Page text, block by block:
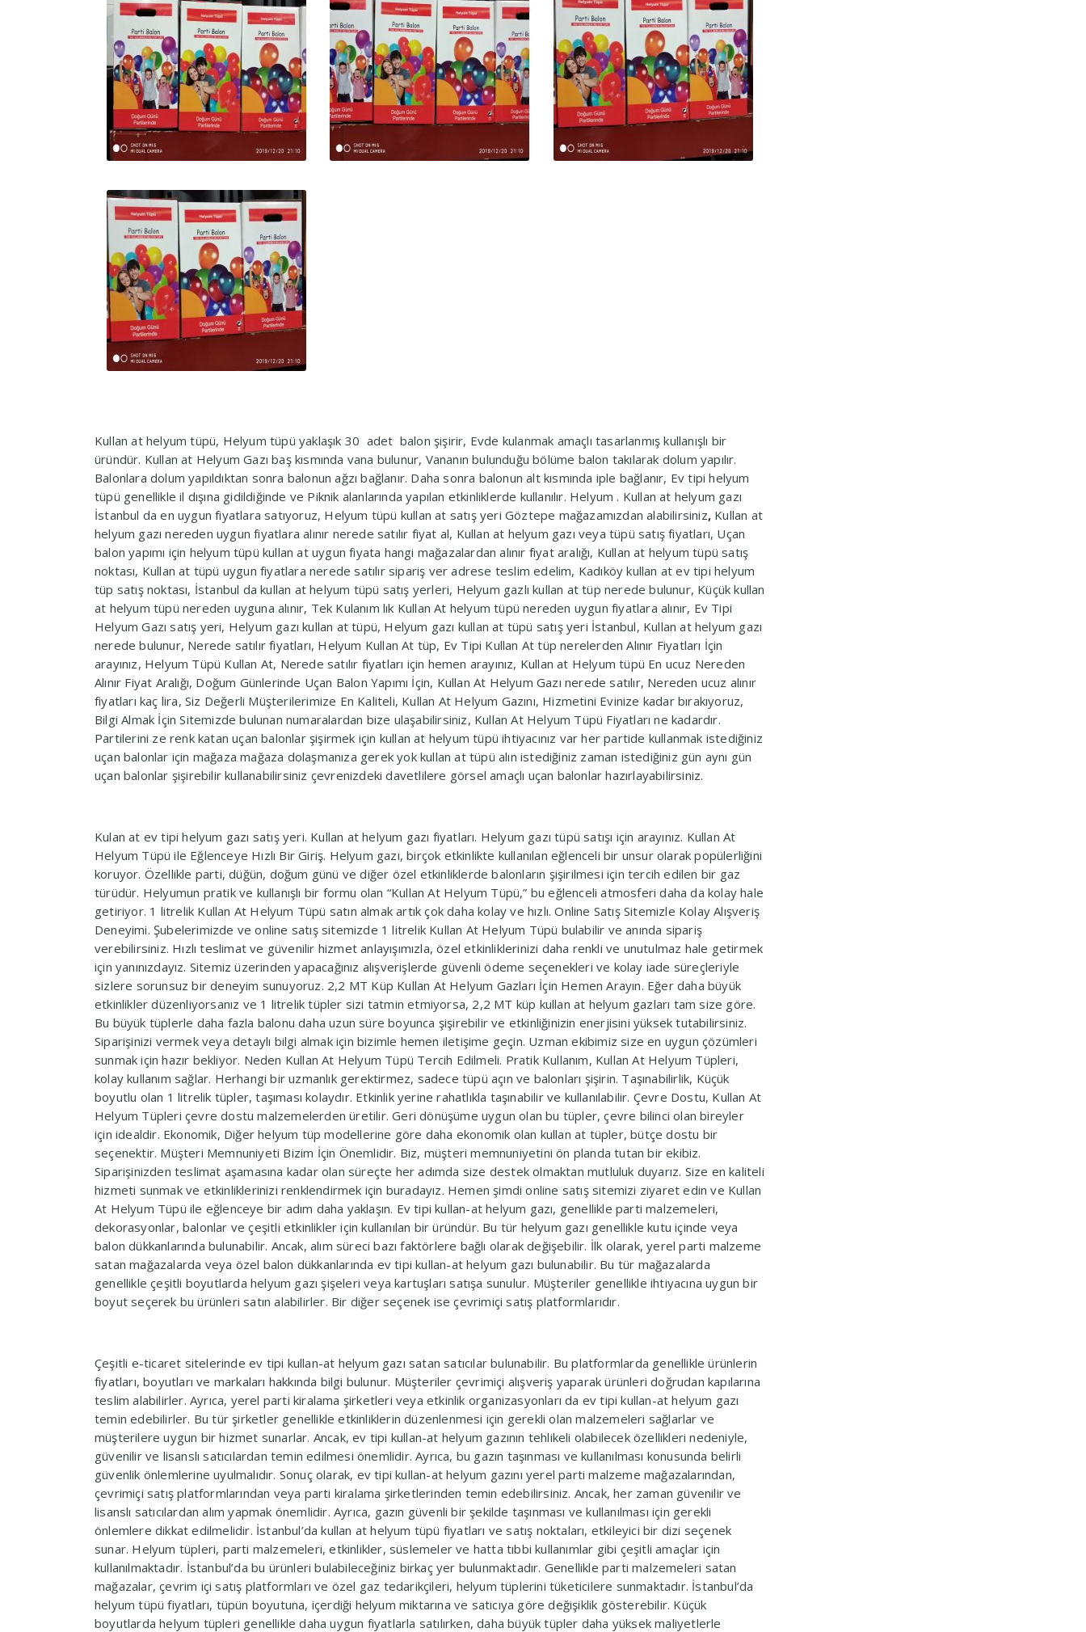
Kullan at helyum tüpü, Helyum tüpü yaklaşık 30 adet balon şişirir, Evde kulanmak amaçlı tasarlanmış kullanışlı bir
üründür. Kullan at Helyum Gazı baş kısmında vana bulunur, Vananın bulunduğu bölüme balon takılarak dolum yapılır.
Balonlara dolum yapıldıktan sonra balonun ağzı bağlanır. Daha sonra balonun alt kısmında iple bağlanır, Ev tipi helyum
tüpü genellikle il dışına gidildiğinde ve Piknik alanlarında yapılan etkinliklerde kullanılır. Helyum . Kullan at helyum gazı
İstanbul da en uygun fiyatlara satıyoruz, Helyum tüpü kullan at satış yeri Göztepe mağazamızdan alabilirsiniz, Kullan at
helyum gazı nereden uygun fiyatlara alınır nerede satılır fiyat al, Kullan at helyum gazı veya tüpü satış fiyatları, Uçan
balon yapımı için helyum tüpü kullan at uygun fiyata hangi mağazalardan alınır fiyat aralığı, Kullan at helyum tüpü satış
noktası, Kullan at tüpü uygun fiyatlara nerede satılır sipariş ver adrese teslim edelim, Kadıköy kullan at ev tipi helyum
tüp satış noktası, İstanbul da kullan at helyum tüpü satış yerleri, Helyum gazlı kullan at tüp nerede bulunur, Küçük kullan
at helyum tüpü nereden uyguna alınır, Tek Kulanım lık Kullan At helyum tüpü nereden uygun fiyatlara alınır, Ev Tipi
Helyum Gazı satış yeri, Helyum gazı kullan at tüpü, Helyum gazı kullan at tüpü satış yeri İstanbul, Kullan at helyum gazı
nerede bulunur, Nerede satılır fiyatları, Helyum Kullan At tüp, Ev Tipi Kullan At tüp nerelerden Alınır Fiyatları İçin
arayınız, Helyum Tüpü Kullan At, Nerede satılır fiyatları için hemen arayınız, Kullan at Helyum tüpü En ucuz Nereden
Alınır Fiyat Aralığı, Doğum Günlerinde Uçan Balon Yapımı İçin, Kullan At Helyum Gazı nerede satılır, Nereden ucuz alınır
fiyatları kaç lira, Siz Değerli Müşterilerimize En Kaliteli, Kullan At Helyum Gazını, Hizmetini Evinize kadar bırakıyoruz,
Bilgi Almak İçin Sitemizde bulunan numaralardan bize ulaşabilirsiniz, Kullan At Helyum Tüpü Fiyatları ne kadardır.
Partilerini ze renk katan uçan balonlar şişirmek için kullan at helyum tüpü ihtiyacınız var her partide kullanmak istediğiniz
uçan balonlar için mağaza mağaza dolaşmanıza gerek yok kullan at tüpü alın istediğiniz zaman istediğiniz gün aynı gün
uçan balonlar şişirebilir kullanabilirsiniz çevrenizdeki davetlilere görsel amaçlı uçan balonlar hazırlayabilirsiniz.
Kulan at ev tipi helyum gazı satış yeri. Kullan at helyum gazı fiyatları. Helyum gazı tüpü satışı için arayınız. Kullan At
Helyum Tüpü ile Eğlenceye Hızlı Bir Giriş. Helyum gazı, birçok etkinlikte kullanılan eğlenceli bir unsur olarak popülerliğini
koruyor. Özellikle parti, düğün, doğum günü ve diğer özel etkinliklerde balonların şişirilmesi için tercih edilen bir gaz
türüdür. Helyumun pratik ve kullanışlı bir formu olan “Kullan At Helyum Tüpü,” bu eğlenceli atmosferi daha da kolay hale
getiriyor. 1 litrelik Kullan At Helyum Tüpü satın almak artık çok daha kolay ve hızlı. Online Satış Sitemizle Kolay Alışveriş
Deneyimi. Şubelerimizde ve online satış sitemizde 1 litrelik Kullan At Helyum Tüpü bulabilir ve anında sipariş
verebilirsiniz. Hızlı teslimat ve güvenilir hizmet anlayışımızla, özel etkinliklerinizi daha renkli ve unutulmaz hale getirmek
için yanınızdayız. Sitemiz üzerinden yapacağınız alışverişlerde güvenli ödeme seçenekleri ve kolay iade süreçleriyle
sizlere sorunsuz bir deneyim sunuyoruz. 2,2 MT Küp Kullan At Helyum Gazları İçin Hemen Arayın. Eğer daha büyük
etkinlikler düzenliyorsanız ve 1 litrelik tüpler sizi tatmin etmiyorsa, 2,2 MT küp kullan at helyum gazları tam size göre.
Bu büyük tüplerle daha fazla balonu daha uzun süre boyunca şişirebilir ve etkinliğinizin enerjisini yüksek tutabilirsiniz.
Siparişinizi vermek veya detaylı bilgi almak için bizimle hemen iletişime geçin. Uzman ekibimiz size en uygun çözümleri
sunmak için hazır bekliyor. Neden Kullan At Helyum Tüpü Tercih Edilmeli. Pratik Kullanım, Kullan At Helyum Tüpleri,
kolay kullanım sağlar. Herhangi bir uzmanlık gerektirmez, sadece tüpü açın ve balonları şişirin. Taşınabilirlik, Küçük
boyutlu olan 1 litrelik tüpler, taşıması kolaydır. Etkinlik yerine rahatlıkla taşınabilir ve kullanılabilir. Çevre Dostu, Kullan At
Helyum Tüpleri çevre dostu malzemelerden üretilir. Geri dönüşüme uygun olan bu tüpler, çevre bilinci olan bireyler
için idealdir. Ekonomik, Diğer helyum tüp modellerine göre daha ekonomik olan kullan at tüpler, bütçe dostu bir
seçenektir. Müşteri Memnuniyeti Bizim İçin Önemlidir. Biz, müşteri memnuniyetini ön planda tutan bir ekibiz.
Siparişinizden teslimat aşamasına kadar olan süreçte her adımda size destek olmaktan mutluluk duyarız. Size en kaliteli
hizmeti sunmak ve etkinliklerinizi renklendirmek için buradayız. Hemen şimdi online satış sitemizi ziyaret edin ve Kullan
At Helyum Tüpü ile eğlenceye bir adım daha yaklaşın. Ev tipi kullan-at helyum gazı, genellikle parti malzemeleri,
dekorasyonlar, balonlar ve çeşitli etkinlikler için kullanılan bir üründür. Bu tür helyum gazı genellikle kutu içinde veya
balon dükkanlarında bulunabilir. Ancak, alım süreci bazı faktörlere bağlı olarak değişebilir. İlk olarak, yerel parti malzeme
satan mağazalarda veya özel balon dükkanlarında ev tipi kullan-at helyum gazı bulunabilir. Bu tür mağazalarda
genellikle çeşitli boyutlarda helyum gazı şişeleri veya kartuşları satışa sunulur. Müşteriler genellikle ihtiyacına uygun bir
boyut seçerek bu ürünleri satın alabilirler. Bir diğer seçenek ise çevrimiçi satış platformlarıdır.
Çeşitli e-ticaret sitelerinde ev tipi kullan-at helyum gazı satan satıcılar bulunabilir. Bu platformlarda genellikle ürünlerin
fiyatları, boyutları ve markaları hakkında bilgi bulunur. Müşteriler çevrimiçi alışveriş yaparak ürünleri doğrudan kapılarına
teslim alabilirler. Ayrıca, yerel parti kiralama şirketleri veya etkinlik organizasyonları da ev tipi kullan-at helyum gazı
temin edebilirler. Bu tür şirketler genellikle etkinliklerin düzenlenmesi için gerekli olan malzemeleri sağlarlar ve
müşterilere uygun bir hizmet sunarlar. Ancak, ev tipi kullan-at helyum gazının tehlikeli olabilecek özellikleri nedeniyle,
güvenilir ve lisanslı satıcılardan temin edilmesi önemlidir. Ayrıca, bu gazın taşınması ve kullanılması konusunda belirli
güvenlik önlemlerine uyulmalıdır. Sonuç olarak, ev tipi kullan-at helyum gazını yerel parti malzeme mağazalarından,
çevrimiçi satış platformlarından veya parti kiralama şirketlerinden temin edebilirsiniz. Ancak, her zaman güvenilir ve
lisanslı satıcılardan alım yapmak önemlidir. Ayrıca, gazın güvenli bir şekilde taşınması ve kullanılması için gerekli
önlemlere dikkat edilmelidir. İstanbul’da kullan at helyum tüpü fiyatları ve satış noktaları, etkileyici bir dizi seçenek
sunar. Helyum tüpleri, parti malzemeleri, etkinlikler, süslemeler ve hatta tıbbi kullanımlar gibi çeşitli amaçlar için
kullanılmaktadır. İstanbul’da bu ürünleri bulabileceğiniz birkaç yer bulunmaktadır. Genellikle parti malzemeleri satan
mağazalar, çevrim içi satış platformları ve özel gaz tedarikçileri, helyum tüplerini tüketicilere sunmaktadır. İstanbul’da
helyum tüpü fiyatları, tüpün boyutuna, içerdiği helyum miktarına ve satıcıya göre değişiklik gösterebilir. Küçük
boyutlarda helyum tüpleri genellikle daha uygun fiyatlarla satılırken, daha büyük tüpler daha yüksek maliyetlerle